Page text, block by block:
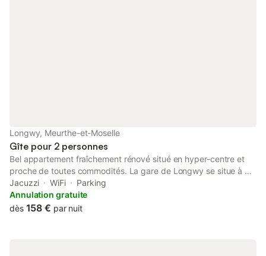
Longwy, Meurthe-et-Moselle
Gîte pour 2 personnes
Bel appartement fraîchement rénové situé en hyper-centre et
proche de toutes commodités. La gare de Longwy se situe à 5
min à pieds. A 10 min en voiture du Luxembourg/Belgique.
Notez, la gare centrale (Luxembourg) est à 37 min depuis la
gare de Longwy en train. Parking à proximité imédiate gratuit
Jacuzzi WiFi
Parking
Annulation gratuite
dès 158 € par nuit